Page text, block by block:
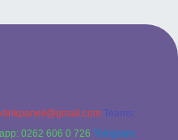
Teams:
0262 606 0 726 Telegram: